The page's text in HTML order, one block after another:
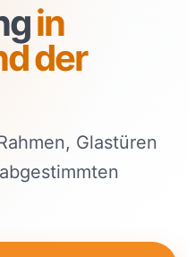
in
der
Glastüren